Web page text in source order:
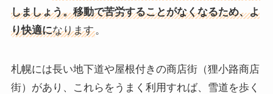
しましょう。移動で苦労することがなくなるため、よ
り快適になります。
札幌には長い地下道や屋根付きの商店街（狸小路商店
街）があり、これらをうまく利用すれば、雪道を歩く